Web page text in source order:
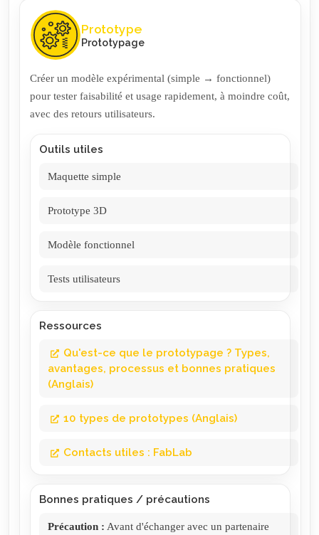
Prototype
Prototypage
Créer un modèle expérimental (simple → fonctionnel)
pour tester faisabilité et usage rapidement, à moindre coût,
avec des retours utilisateurs.
Outils utiles
Maquette simple
Prototype 3D
Modèle fonctionnel
Tests utilisateurs
Ressources
Qu'est-ce que le prototypage ? Types,
avantages, processus et bonnes pratiques
(Anglais)
10 types de prototypes (Anglais)
Contacts utiles : FabLab
Bonnes pratiques / précautions
Précaution : Avant d'échanger avec un partenaire